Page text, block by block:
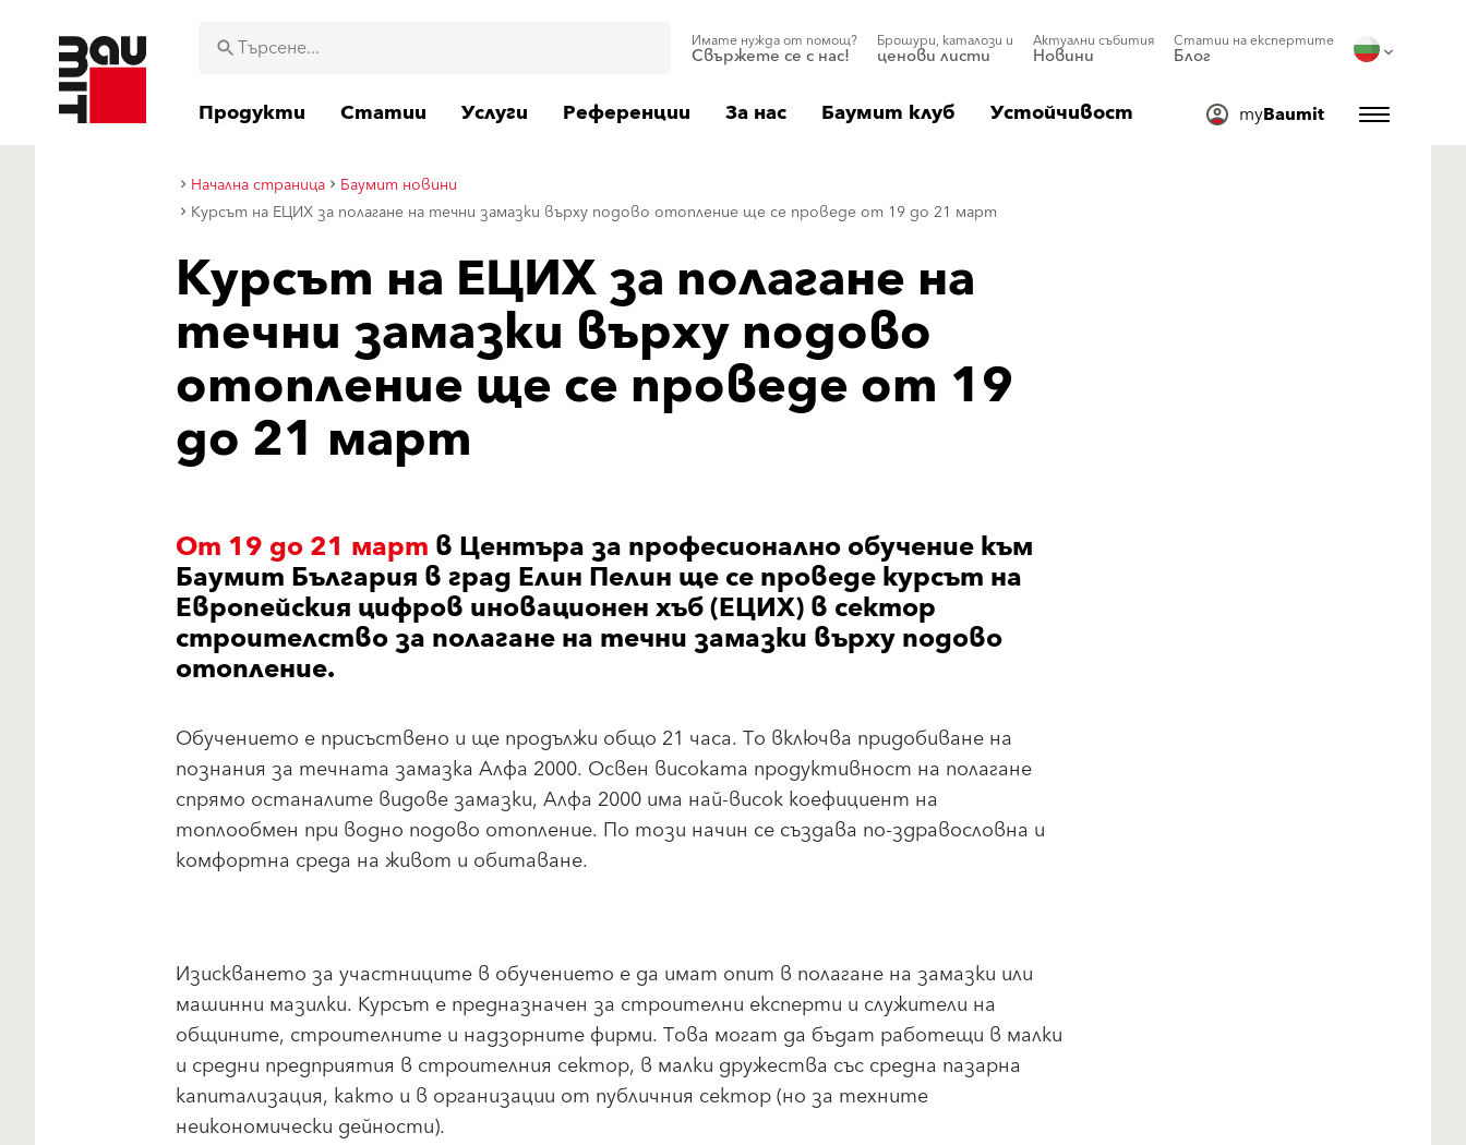
Имате нужда от помощ?
Свържете се с нас!
Брошури, каталози и
ценови листи
Актуални събития
Новини
Статии на експертите
Блог
Продукти Статии Услуги Референции За нас Баумит клуб Устойчивост myBaumit
Начална страница
Баумит новини
Курсът на ЕЦИХ за полагане на течни замазки върху подово отопление ще се проведе от 19 до 21 март
Курсът на ЕЦИХ за полагане на
течни замазки върху подово
отопление ще се проведе от 19
до 21 март
От 19 до 21 мартв Центъра за професионално обучение към
Баумит България в град Елин Пелин ще се проведе курсът на
Европейския цифров иновационен хъб (ЕЦИХ) в сектор
строителство за полагане на течни замазки върху подово
отопление.
Обучението е присъствено и ще продължи общо 21 часа. То включва придобиване на
познания за течната замазка Алфа 2000. Освен високата продуктивност на полагане
спрямо останалите видове замазки, Алфа 2000 има най-висок коефициент на
топлообмен при водно подово отопление. По този начин се създава по-здравословна и
комфортна среда на живот и обитаване.
Изискването за участниците в обучението е да имат опит в полагане на замазки или
машинни мазилки. Курсът е предназначен за строителни експерти и служители на
общините, строителните и надзорните фирми. Това могат да бъдат работещи в малки
и средни предприятия в строителния сектор, в малки дружества със средна пазарна
капитализация, както и в организации от публичния сектор (но за техните
неикономически дейности).